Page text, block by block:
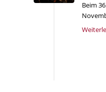
Beim